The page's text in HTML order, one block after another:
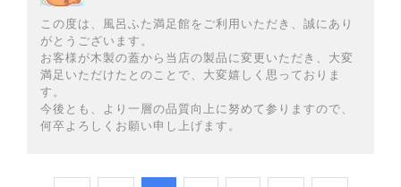
この度は、風呂ふた満足館をご利用いただき、誠にあり
がとうございます。
お客様が木製の蓋から当店の製品に変更いただき、大変
満足いただけたとのことで、大変嬉しく思っておりま
す。
今後とも、より一層の品質向上に努めて参りますので、
何卒よろしくお願い申し上げます。